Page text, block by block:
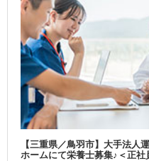
【三重県／鳥羽市】大手法
ホームにて栄養士募集♪＜正社